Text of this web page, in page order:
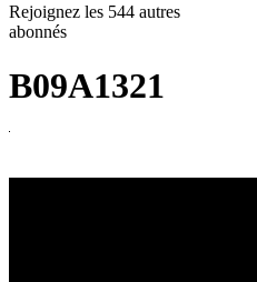
Rejoignez les 544 autres
abonnés
B09A1321